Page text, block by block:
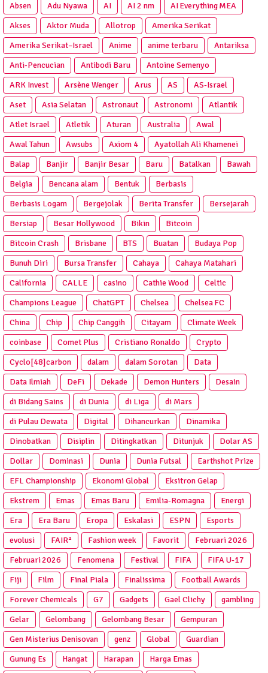
Absen
Adu Nyawa AI AI 2 nm
AI Everything MEA
Akses
Aktor Muda Allotrop
Amerika Serikat
Amerika Serikat–Israel
Anime anime terbaru
Antariksa
Anti‑Pencucian
Antibodi Baru
Antoine Semenyo
ARK Invest
Arsène Wenger Arus AS
AS-Israel
Aset
Asia Selatan Astronaut Astronomi
Atlantik
Atlet Israel
Atletik Aturan Australia
Awal
Awal Tahun
Awsubs Axiom 4
Ayatollah Ali Khamenei
Balap
Banjir Banjir Besar Baru Batalkan
Bawah
Belgia
Bencana alam Bentuk
Berbasis
Berbasis Logam
Bergejolak Berita Transfer
Bersejarah
Bersiap
Besar Hollywood Bikin
Bitcoin
Bitcoin Crash
Brisbane BTS Buatan
Budaya Pop
Bunuh Diri
Bursa Transfer Cahaya
Cahaya Matahari
California
CALLE casino Cathie Wood
Celtic
Champions League
ChatGPT Chelsea
Chelsea FC
China
Chip Chip Canggih Citayam
Climate Week
coinbase
Comet Plus Cristiano Ronaldo
Crypto
Cyclo[48]carbon
dalam dalam Sorotan
Data
Data Ilmiah
DeFi Dekade Demon Hunters
Desain
di Bidang Sains
di Dunia di Liga
di Mars
di Pulau Dewata
Digital Dihancurkan
Dinamika
Dinobatkan
Disiplin Ditingkatkan Ditunjuk
Dolar AS
Dollar
Dominasi Dunia Dunia Futsal
Earthshot Prize
EFL Championship
Ekonomi Global
Eksitron Gelap
Ekstrem
Emas Emas Baru Emilia-Romagna
Energi
Era
Era Baru Eropa Eskalasi ESPN
Esports
evolusi
FAIR² Fashion week Favorit
Februari 2026
Februari 2026
Fenomena Festival FIFA
FIFA U-17
Fiji
Film Final Piala Finalissima
Football Awards
Forever Chemicals
G7 Gadgets Gael Clichy
gambling
Gelar
Gelombang Gelombang Besar
Gempuran
Gen Misterius Denisovan
genz Global
Guardian
Gunung Es
Hangat Harapan
Harga Emas